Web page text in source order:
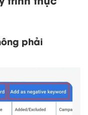
phải